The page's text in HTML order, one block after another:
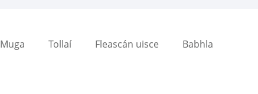
Muga Tollaí Fleascán uisce Babhla